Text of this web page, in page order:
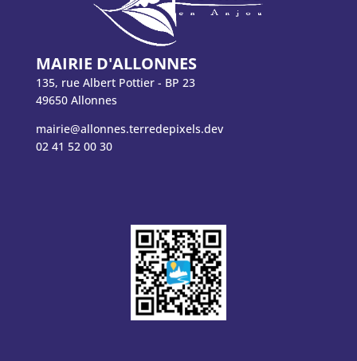
MAIRIE D'ALLONNES
135, rue Albert Pottier - BP 23
49650 Allonnes
mairie@allonnes.terredepixels.dev
02 41 52 00 30